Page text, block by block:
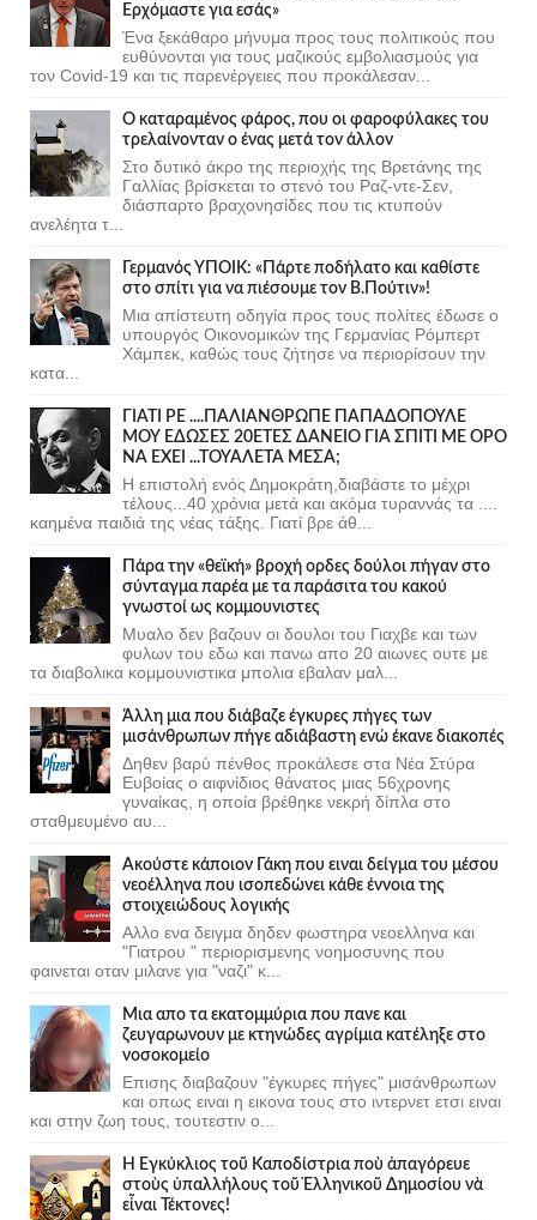
Ερχόμαστε για εσάς»
Ένα ξεκάθαρο μήνυμα προς τους πολιτικούς που
ευθύνονται για τους μαζικούς εμβολιασμούς για
τον Covid-19 και τις παρενέργειες που προκάλεσαν...
Ο καταραμένος φάρος, που οι φαροφύλακες του
τρελαίνονταν ο ένας μετά τον άλλον
Στο δυτικό άκρο της περιοχής της Βρετάνης της
Γαλλίας βρίσκεται το στενό του Ραζ-ντε-Σεν,
διάσπαρτο βραχονησίδες που τις κτυπούν
ανελέητα τ...
Γερμανός ΥΠΟΙΚ: «Πάρτε ποδήλατο και καθίστε
στο σπίτι για να πιέσουμε τον Β.Πούτιν»!
Μια απίστευτη οδηγία προς τους πολίτες έδωσε ο
υπουργός Οικονομικών της Γερμανίας Ρόμπερτ
Χάμπεκ, καθώς τους ζήτησε να περιορίσουν την
κατα...
ΓΙΑΤΙ ΡΕ ....ΠΑΛΙΑΝΘΡΩΠΕ ΠΑΠΑΔΟΠΟΥΛΕ
ΜΟΥ ΕΔΩΣΕΣ 20ΕΤΕΣ ΔΑΝΕΙΟ ΓΙΑ ΣΠΙΤΙ ΜΕ ΟΡΟ
ΝΑ ΕΧΕΙ ...ΤΟΥΑΛΕΤΑ ΜΕΣΑ;
Η επιστολή ενός Δημοκράτη,διαβάστε το μέχρι
τέλους...40 χρόνια μετά και ακόμα τυραννάς τα ....
καημένα παιδιά της νέας τάξης. Γιατί βρε άθ...
Πάρα την «θεϊκή» βροχή ορδες δούλοι πήγαν στο
σύνταγμα παρέα με τα παράσιτα του κακού
γνωστοί ως κομμουνιστες
Μυαλο δεν βαζουν οι δουλοι του Γιαχβε και των
φυλων του εδω και πανω απο 20 αιωνες ουτε με
τα διαβολικα κομμουνιστικα μπολια εβαλαν μαλ...
Άλλη μια που διάβαζε έγκυρες πήγες των
μισάνθρωπων πήγε αδιάβαστη ενώ έκανε διακοπές
Δηθεν βαρύ πένθος προκάλεσε στα Νέα Στύρα
Ευβοίας ο αιφνίδιος θάνατος μιας 56χρονης
γυναίκας, η οποία βρέθηκε νεκρή δίπλα στο
σταθμευμένο αυ...
Ακούστε κάποιον Γάκη που ειναι δείγμα του μέσου
νεοέλληνα που ισοπεδώνει κάθε έννοια της
στοιχειώδους λογικής
Αλλο ενα δειγμα δηδεν φωστηρα νεοελληνα και
"Γιατρου " περιορισμενης νοημοσυνης που
φαινεται οταν μιλανε για "ναζι" κ...
Μια απο τα εκατομμύρια που πανε και
ζευγαρωνουν με κτηνώδες αγρίμια κατέληξε στο
νοσοκομείο
Επισης διαβαζουν "έγκυρες πήγες" μισάνθρωπων
και οπως ειναι η εικονα τους στο ιντερνετ ετσι ειναι
και στην ζωη τους, τουτεστιν ο...
Ἡ Ἐγκύκλιος τοῦ Καποδίστρια ποὺ ἀπαγόρευε
στοὺς ὑπαλλήλους τοῦ Ἑλληνικοῦ Δημοσίου νὰ
εἶναι Τέκτονες!